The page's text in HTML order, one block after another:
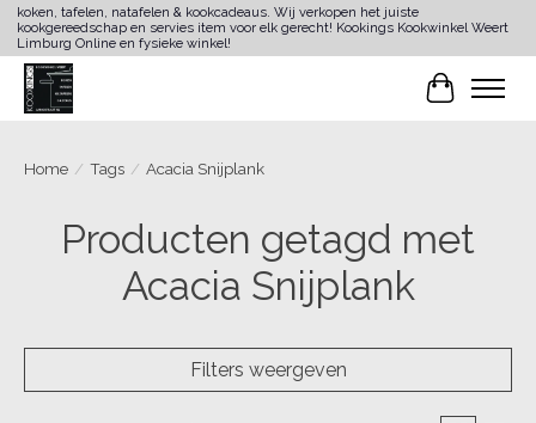
koken, tafelen, natafelen & kookcadeaus. Wij verkopen het juiste
kookgereedschap en servies item voor elk gerecht! Kookings Kookwinkel Weert
Limburg Online en fysieke winkel!
Home / Tags / Acacia Snijplank
Producten getagd met
Acacia Snijplank
Filters weergeven